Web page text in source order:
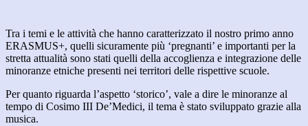
Tra i temi e le attività che hanno caratterizzato il nostro primo anno
ERASMUS+, quelli sicuramente più ‘pregnanti’ e importanti per la
stretta attualità sono stati quelli della accoglienza e integrazione delle
minoranze etniche presenti nei territori delle rispettive scuole.
Per quanto riguarda l’aspetto ‘storico’, vale a dire le minoranze al
tempo di Cosimo III De’Medici, il tema è stato sviluppato grazie alla
musica.